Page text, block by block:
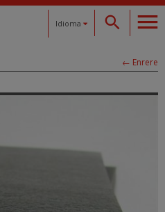
Idioma
← Enrere